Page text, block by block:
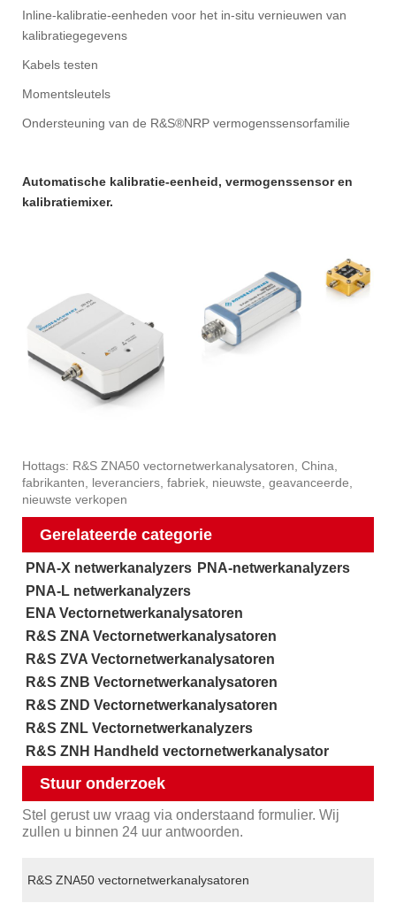
Inline-kalibratie-eenheden voor het in-situ vernieuwen van
kalibratiegegevens
Kabels testen
Momentsleutels
Ondersteuning van de R&S®NRP vermogenssensorfamilie
Automatische kalibratie-eenheid, vermogenssensor en
kalibratiemixer.
Hottags: R&S ZNA50 vectornetwerkanalysatoren, China,
fabrikanten, leveranciers, fabriek, nieuwste, geavanceerde,
nieuwste verkopen
Gerelateerde categorie
PNA-X netwerkanalyzers PNA-netwerkanalyzers
PNA-L netwerkanalyzers
ENA Vectornetwerkanalysatoren
R&S ZNA Vectornetwerkanalysatoren
R&S ZVA Vectornetwerkanalysatoren
R&S ZNB Vectornetwerkanalysatoren
R&S ZND Vectornetwerkanalysatoren
R&S ZNL Vectornetwerkanalyzers
R&S ZNH Handheld vectornetwerkanalysator
Stuur onderzoek
Stel gerust uw vraag via onderstaand formulier. Wij
zullen u binnen 24 uur antwoorden.